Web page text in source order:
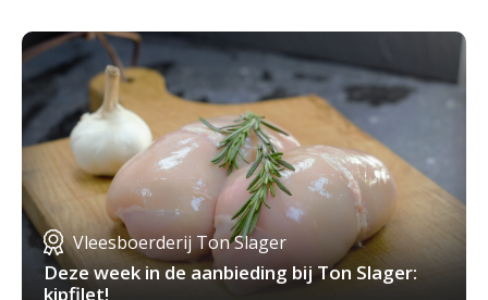
Vleesboerderij Ton Slager
Deze week in de aanbieding bij Ton Slager:
kipfilet!